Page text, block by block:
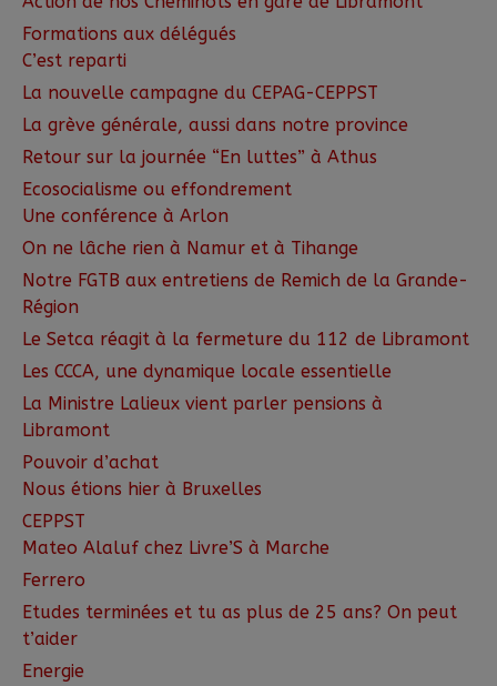
Formations aux délégués
C’est reparti
La nouvelle campagne du CEPAG-CEPPST
La grève générale, aussi dans notre province
Retour sur la journée “En luttes” à Athus
Ecosocialisme ou effondrement
Une conférence à Arlon
On ne lâche rien à Namur et à Tihange
Notre FGTB aux entretiens de Remich de la Grande-
Région
Le Setca réagit à la fermeture du 112 de Libramont
Les CCCA, une dynamique locale essentielle
La Ministre Lalieux vient parler pensions à
Libramont
Pouvoir d’achat
Nous étions hier à Bruxelles
CEPPST
Mateo Alaluf chez Livre’S à Marche
Ferrero
Etudes terminées et tu as plus de 25 ans? On peut
t’aider
Energie